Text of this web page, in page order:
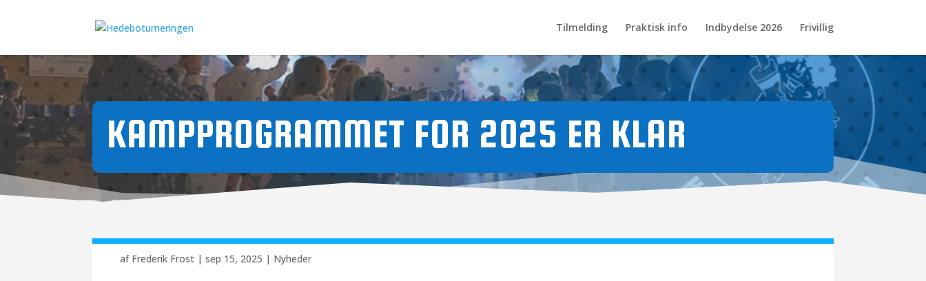
Tilmelding Praktisk info Indbydelse 2026 Frivillig
KAMPPROGRAMMET FOR 2025 ER KLAR
af Frederik Frost |sep 15, 2025 | Nyheder